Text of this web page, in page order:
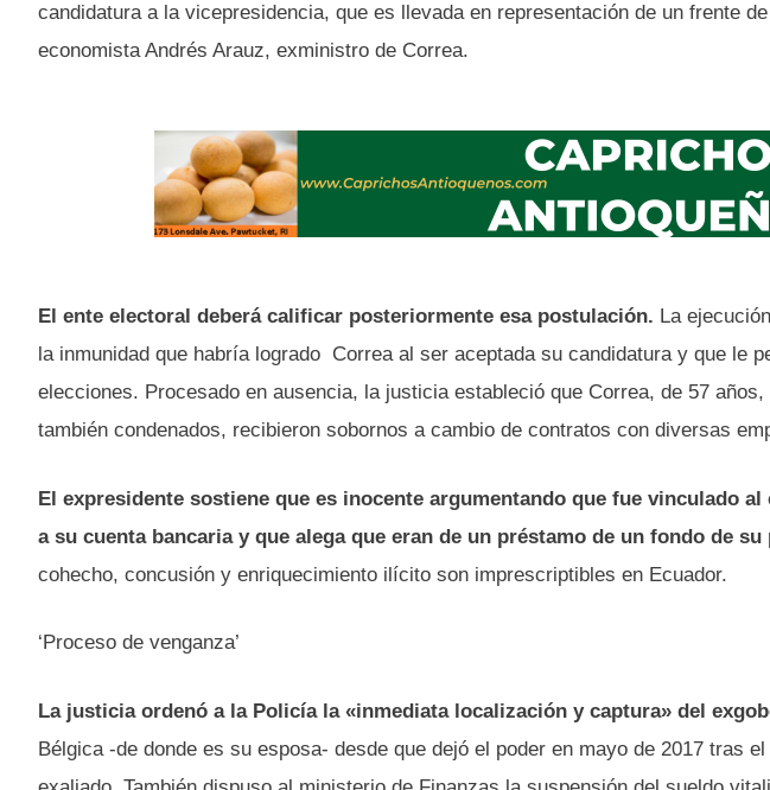
candidatura a la vicepresidencia, que es llevada en representación de un frente
economista Andrés Arauz, exministro de Correa.
El ente electoral deberá calificar posteriormente esa postulación. La
la inmunidad que habría logrado Correa al ser aceptada su candidatura y que le
elecciones. Procesado en ausencia, la justicia estableció que Correa, de 57
también condenados, recibieron sobornos a cambio de contratos con diversas
El expresidente sostiene que es inocente argumentando que fue vinculado
a su cuenta bancaria y que alega que eran de un préstamo de un fondo de su
cohecho, concusión y enriquecimiento ilícito son imprescriptibles en Ecuador.
‘Proceso de venganza’
La justicia ordenó a la Policía la «inmediata localización y captura» del
Bélgica -de donde es su esposa- desde que dejó el poder en mayo de 2017 tras